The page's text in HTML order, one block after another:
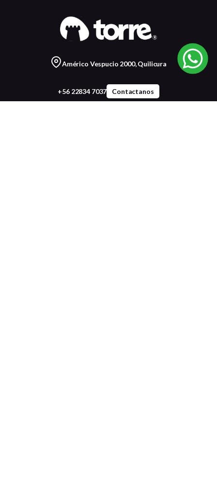
Américo Vespucio 2000, Quilicura
+56 22834 7037 Contactanos